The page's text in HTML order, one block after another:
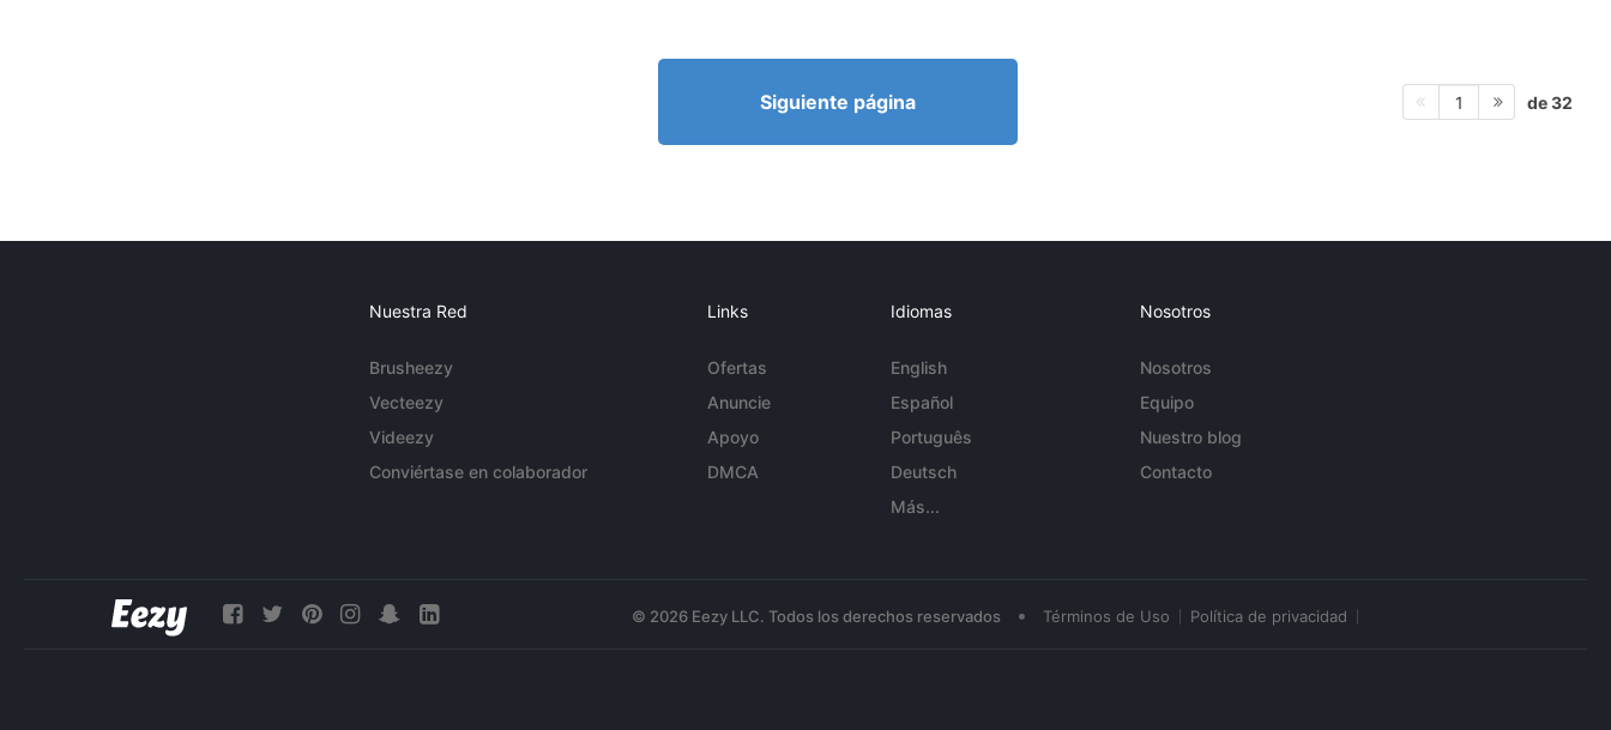
Siguiente página 1 de 32
Nuestra Red
Brusheezy
Vecteezy
Videezy
Conviértase en colaborador
Links
Ofertas
Anuncie
Apoyo
DMCA
Idiomas
English
Español
Português
Deutsch
Más...
Nosotros
Nosotros
Equipo
Nuestro blog
Contacto
© 2026 Eezy LLC. Todos los derechos reservados • Términos de Uso Política de privacidad